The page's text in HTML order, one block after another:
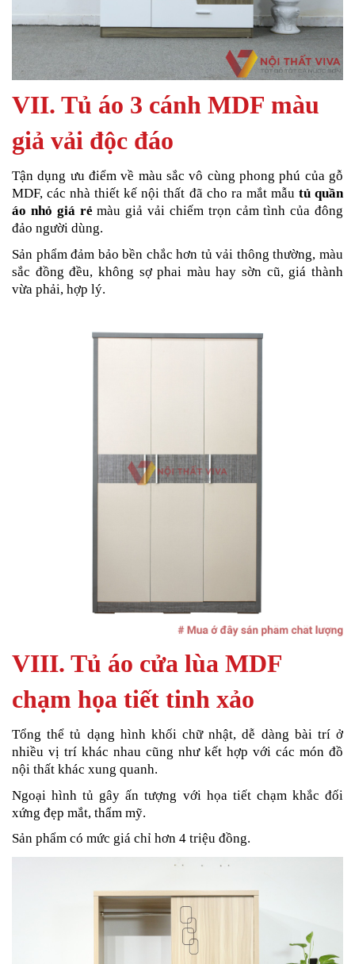
VII. Tủ áo 3 cánh MDF màu
giả vải độc đáo
Tận dụng ưu điểm về màu sắc vô cùng phong phú của gỗ
MDF, các nhà thiết kế nội thất đã cho ra mắt mẫu tủ quần
áo nhỏ giá rẻ màu giả vải chiếm trọn cảm tình của đông
đảo người dùng.
Sản phẩm đảm bảo bền chắc hơn tủ vải thông thường, màu
sắc đồng đều, không sợ phai màu hay sờn cũ, giá thành
vừa phải, hợp lý.
VIII. Tủ áo cửa lùa MDF
chạm họa tiết tinh xảo
Tổng thể tủ dạng hình khối chữ nhật, dễ dàng bài trí ở
nhiều vị trí khác nhau cũng như kết hợp với các món đồ
nội thất khác xung quanh.
Ngoại hình tủ gây ấn tượng với họa tiết chạm khắc đối
xứng đẹp mắt, thẩm mỹ.
Sản phẩm có mức giá chỉ hơn 4 triệu đồng.